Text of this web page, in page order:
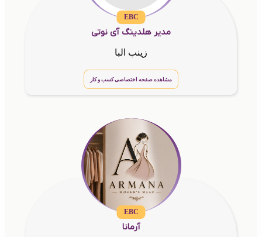
EBC
مدیر هلدینگ آی نوتی
زینب البا
مشاهده صفحه اختصاصی کسب و کار
EBC
آرمانا